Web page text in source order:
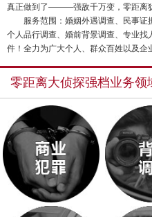
真正做到了———强敌千万变，零距离
服务范围：婚姻外遇调查、民事证
个人品行调查、婚前背景调查、专业
件！全力为广大个人、群众百姓以及企
零距离大侦探强档业务领